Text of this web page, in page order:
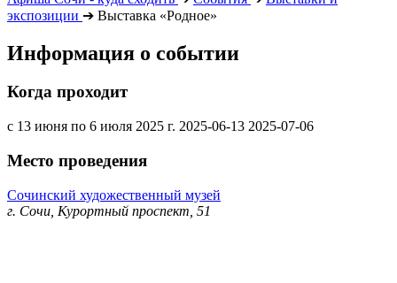
экспозиции ➔ Выставка «Родное»
Информация о событии
Когда проходит
с 13 июня по 6 июля 2025 г. 2025-06-13 2025-07-06
Место проведения
Сочинский художественный музей
г. Сочи, Курортный проспект, 51